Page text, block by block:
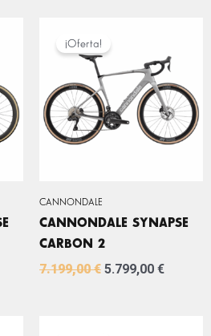
€.
CANNONDALE
¡Oferta!
CANNONDALE SYNAPSE
CARBON 2
7.199,00€
ORIGINAL
ERA:
7.199,00 €.
5.799,00 €
ES: